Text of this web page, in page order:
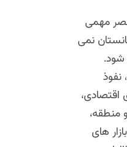
مهمی
نمی
شود.
منطقه،
های